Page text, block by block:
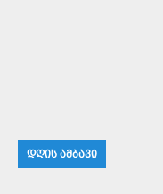
ᲓᲦᲘᲡ ᲐᲛᲑᲐᲕᲘ